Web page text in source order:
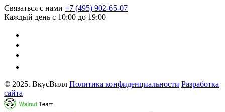
Связаться с нами +7 (495) 902-65-07
Каждый день с 10:00 до 19:00
© 2025. ВкусВилл Политика конфиденциальности Разработка
сайта